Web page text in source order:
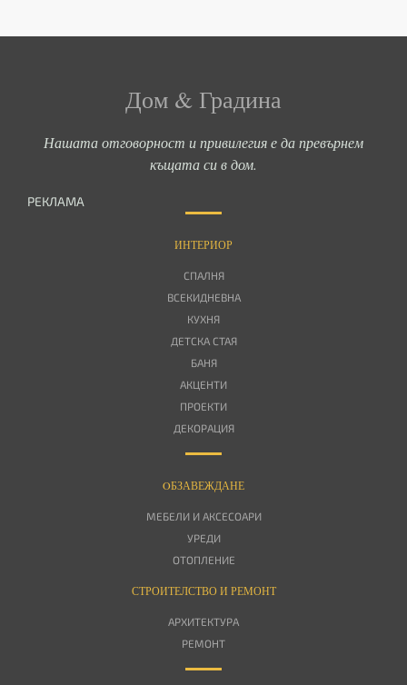
Дом & Градина
Нашата отговорност и привилегия е да превърнем
къщата си в дом.
РЕКЛАМА
ИНТЕРИОР
СПАЛНЯ
ВСЕКИДНЕВНА
КУХНЯ
ДЕТСКА СТАЯ
БАНЯ
АКЦЕНТИ
ПРОЕКТИ
ДЕКОРАЦИЯ
OБЗАВЕЖДАНЕ
МЕБЕЛИ И АКСЕСОАРИ
УРЕДИ
ОТОПЛЕНИЕ
СТРОИТЕЛСТВО И РЕМОНТ
АРХИТЕКТУРА
РЕМОНТ